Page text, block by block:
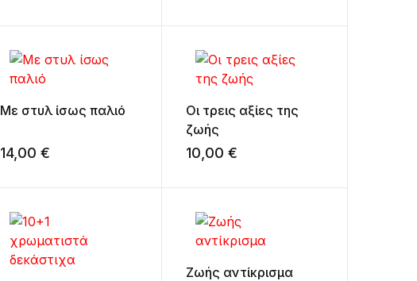
Με στυλ ίσως παλιό
14,00€
Οι τρεις αξίες της
ζωής
10,00€
Ζωής αντίκρισμα